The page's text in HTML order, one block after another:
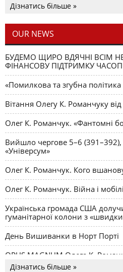
Дізнатись більше »
OUR NEWS
БУДЕМО ЩИРО ВДЯЧНІ ВСІМ
ФІНАНСОВУ ПІДТРИМКУ
«Помилкова та згубна
Вітання Олегу К. Романчуку
Олег К. Романчук. «Фантомні
Вийшло чергове 5–6
«Універсум»
Олег К. Романчук. Кого
Олег К. Романчук. Війна і
Українська громада США
гуманітарної колони з
День Вишиванки в Норт Порті
OPUS MAGNUM Олега К.
Дізнатись більше »